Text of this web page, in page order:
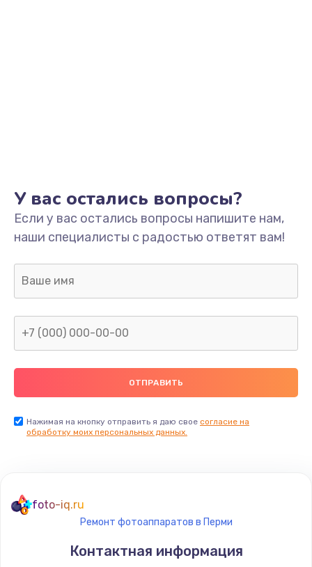
У вас остались вопросы?
Если у вас остались вопросы напишите нам,
наши специалисты с радостью ответят вам!
Нажимая на кнопку отправить я даю свое согласие на
обработку моих персональных данных.
foto-iq.ru
Ремонт фотоаппаратов в Перми
Контактная информация